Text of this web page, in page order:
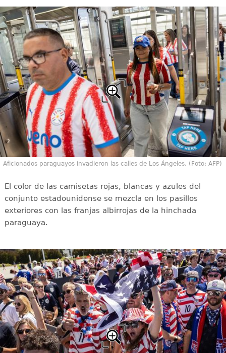
Aficionados paraguayos invadieron las calles de Los Ángeles. (Foto: AFP)
El color de las camisetas rojas, blancas y azules del
conjunto estadounidense se mezcla en los pasillos
exteriores con las franjas albirrojas de la hinchada
paraguaya.